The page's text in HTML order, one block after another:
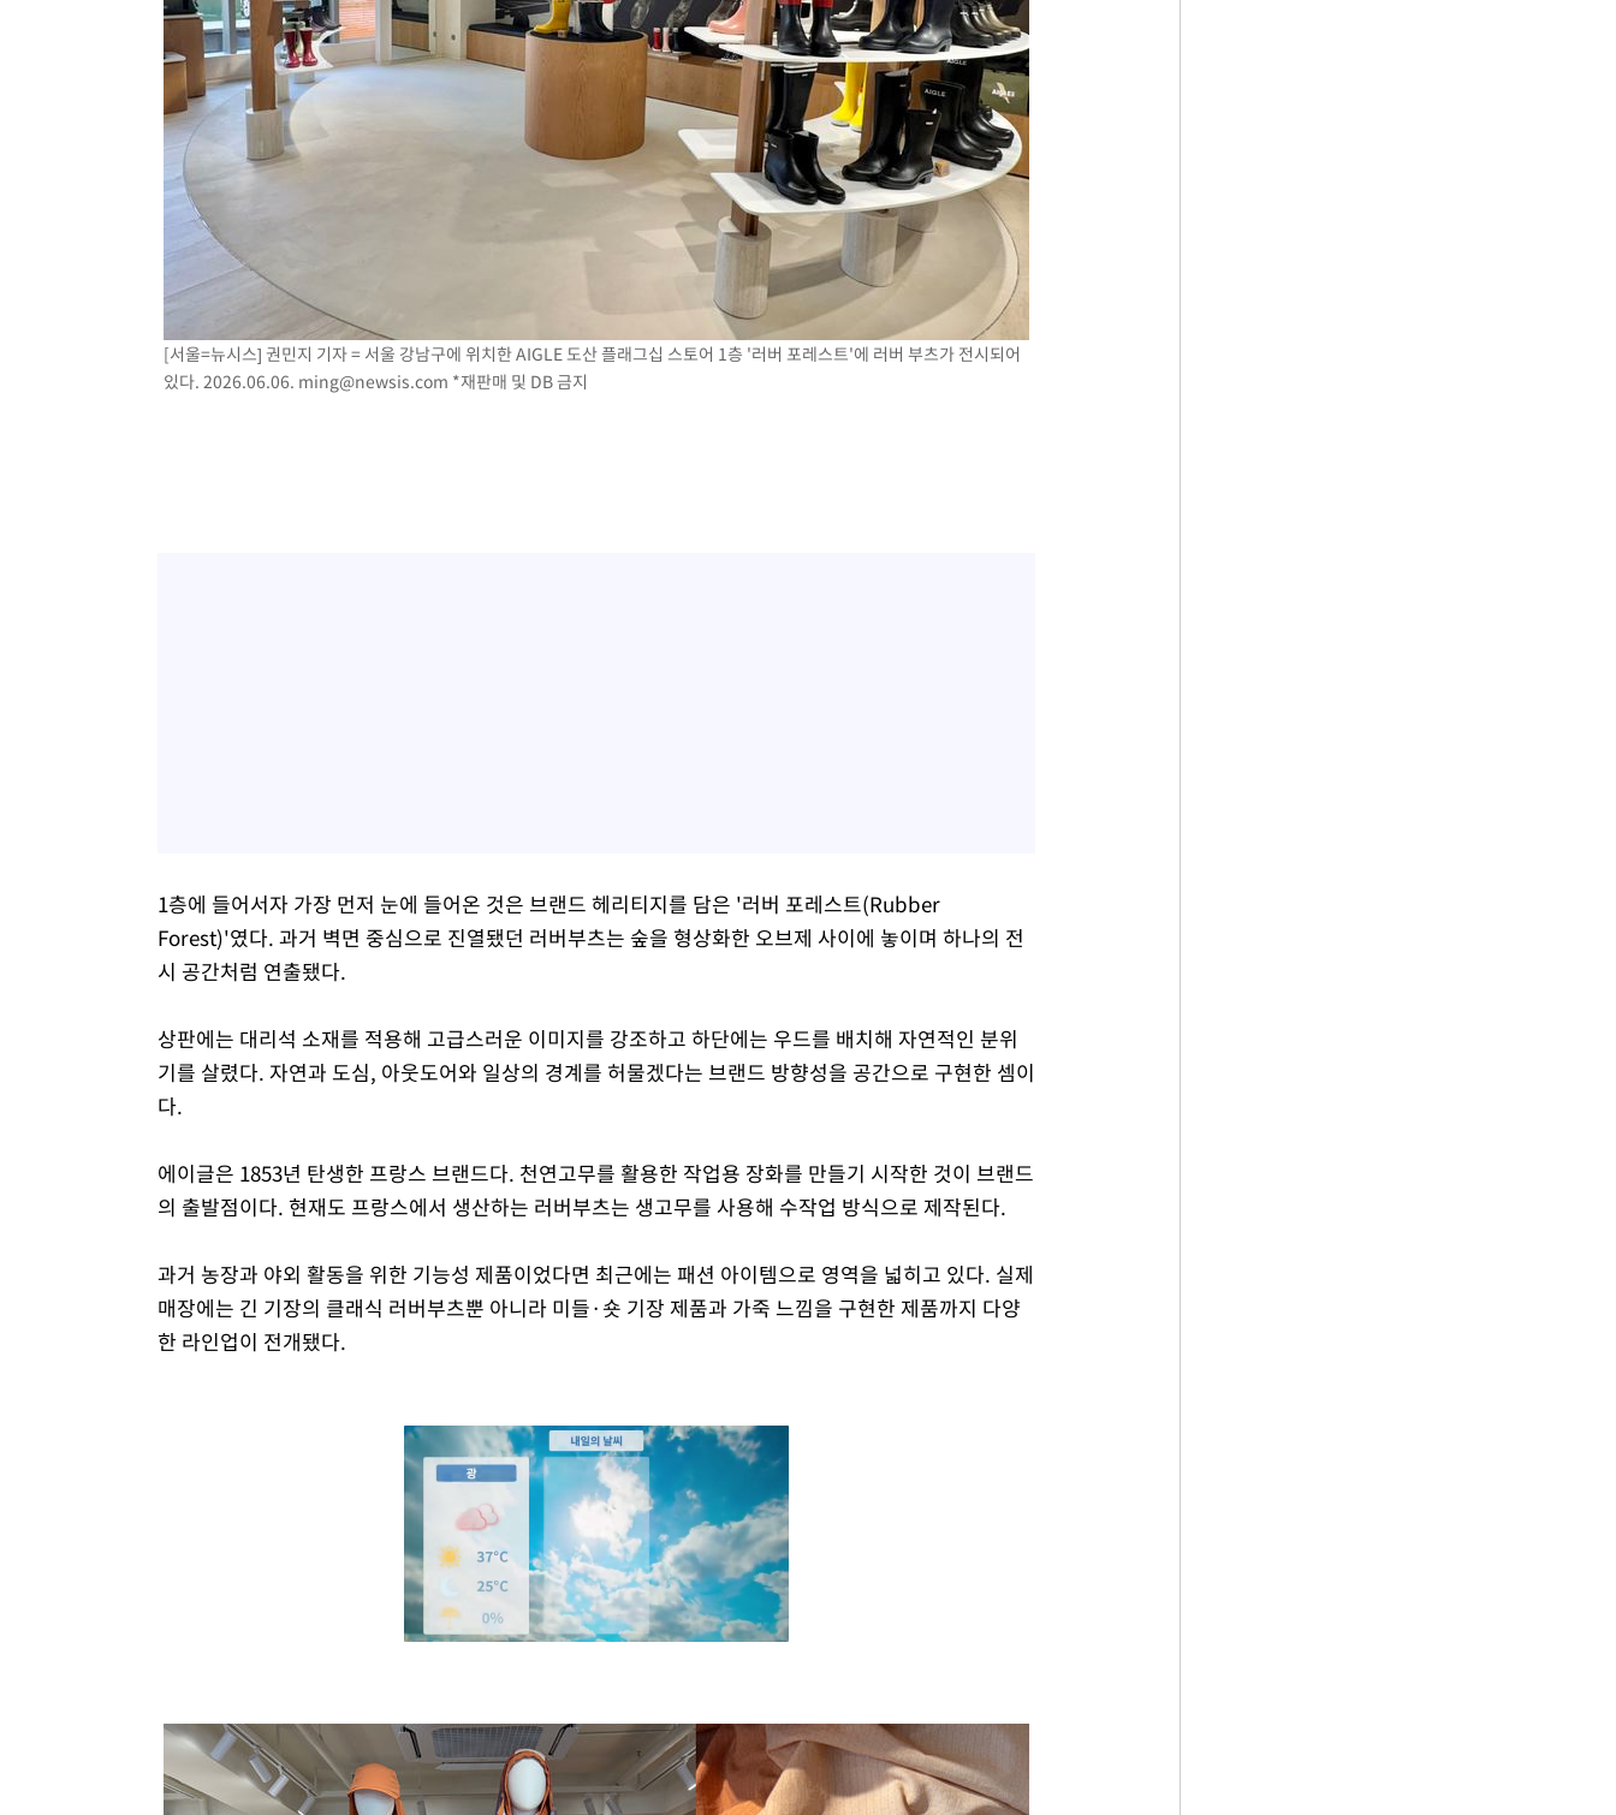
[서울=뉴시스] 권민지 기자 = 서울 강남구에 위치한 AIGLE 도산 플래그십 스토어 1층 '러버 포레스트'에 러버 부츠가 전시되어
있다. 2026.06.06. ming@newsis.com *재판매 및 DB 금지
1층에 들어서자 가장 먼저 눈에 들어온 것은 브랜드 헤리티지를 담은 '러버 포레스트(Rubber
Forest)'였다. 과거 벽면 중심으로 진열됐던 러버부츠는 숲을 형상화한 오브제 사이에 놓이며 하나의 전
시 공간처럼 연출됐다.
상판에는 대리석 소재를 적용해 고급스러운 이미지를 강조하고 하단에는 우드를 배치해 자연적인 분위
기를 살렸다. 자연과 도심, 아웃도어와 일상의 경계를 허물겠다는 브랜드 방향성을 공간으로 구현한 셈이
다.
에이글은 1853년 탄생한 프랑스 브랜드다. 천연고무를 활용한 작업용 장화를 만들기 시작한 것이 브랜드
의 출발점이다. 현재도 프랑스에서 생산하는 러버부츠는 생고무를 사용해 수작업 방식으로 제작된다.
과거 농장과 야외 활동을 위한 기능성 제품이었다면 최근에는 패션 아이템으로 영역을 넓히고 있다. 실제
매장에는 긴 기장의 클래식 러버부츠뿐 아니라 미들·숏 기장 제품과 가죽 느낌을 구현한 제품까지 다양
한 라인업이 전개됐다.
Mute